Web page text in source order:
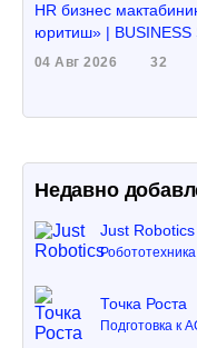
HR бизнес
юритиш» | BUSINESS
04 Авг 2026 32
Недавно
Just Robotics
Точка Роста
Подготовка к